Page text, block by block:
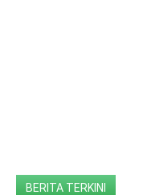
BERITA TERKINI